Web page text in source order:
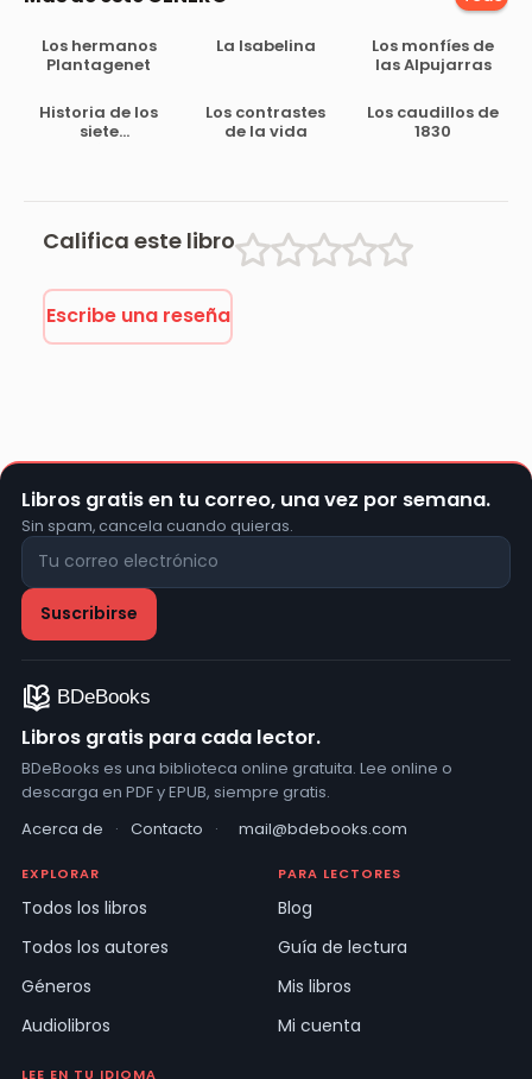
Los hermanos
Plantagenet
La Isabelina
Los monfíes de
las Alpujarras
Historia de los
siete
Los contrastes
de la vida
Los caudillos de
1830
Califica este libro
Escribe una reseña
Libros gratis en tu correo, una vez por semana.
Sin spam, cancela cuando quieras.
Libros gratis para cada lector.
BDeBooks es una biblioteca online gratuita. Lee online o
descarga en PDF y EPUB, siempre gratis.
Acerca de
· Contacto · mail@bdebooks.com
EXPLORAR
Todos los libros
Todos los autores
Géneros
Audiolibros
PARA LECTORES
Blog
Guía de lectura
Mis libros
Mi cuenta
LEE EN TU IDIOMA